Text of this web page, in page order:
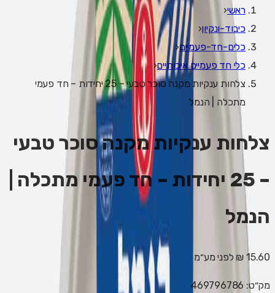
ראשי‹
כיבוד-ונקיון‹
כלים-חד-פעמיים‹
כלי חד פעמיים איכותיים‹
צלחות ענקיות מקנה סוכר טבעי – 25 יחידות – חד פעמי
מתכלה | הנמל
צלחות ענקיות מקנה סוכר טבעי
– 25 יחידות – חד פעמי מתכלה |
הנמל
15.60 ₪ לפני מע״מ
מק״ט: 469796786